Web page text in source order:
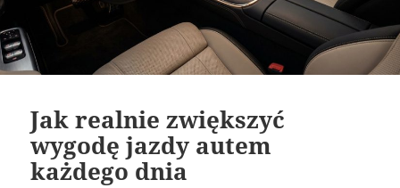
Jak realnie zwiększyć
wygodę jazdy autem
każdego dnia